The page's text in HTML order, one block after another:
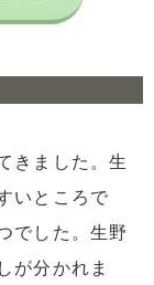
きました。生
いところで
でした。生野
が分かれま